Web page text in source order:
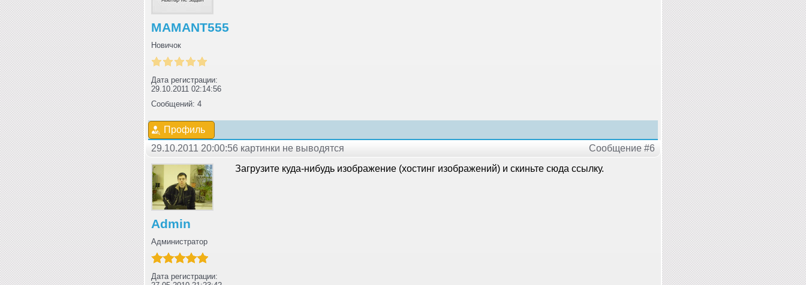
MAMANT555
Новичок
Дата регистрации:
29.10.2011 02:14:56
Сообщений: 4
Профиль
29.10.2011 20:00:56 картинки не выводятся
Сообщение #6
Admin
Администратор
Дата регистрации:
Загрузите куда-нибудь изображение (хостинг изображений) и скиньте сюда ссылку.